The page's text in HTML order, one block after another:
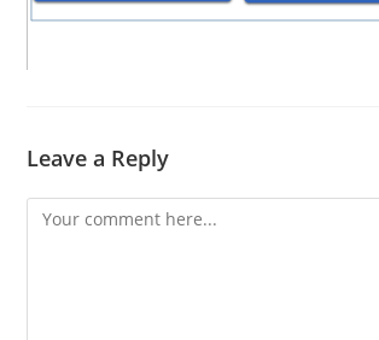
Leave a Reply
Comment